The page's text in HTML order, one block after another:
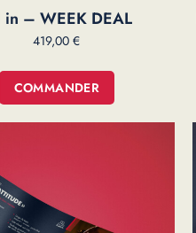
– WEEK DEAL
419,00€
COMMANDER